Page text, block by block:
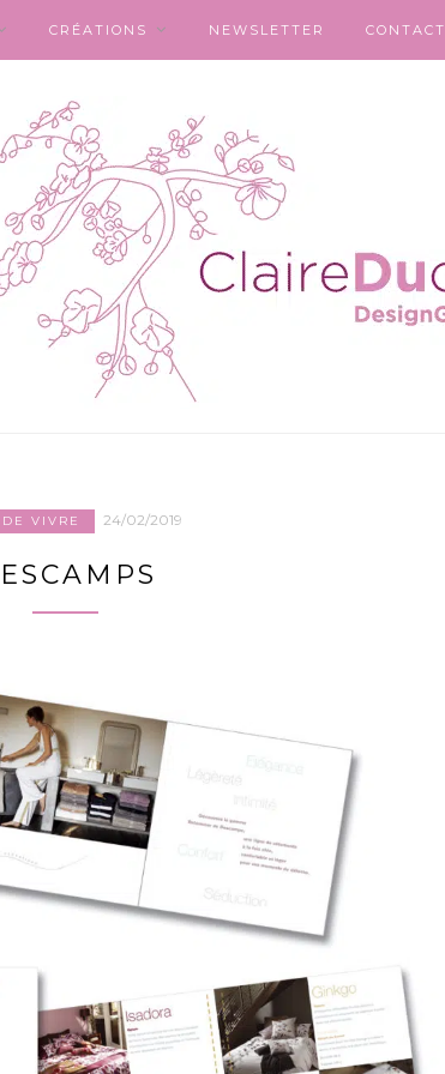
CRÉATIONS NEWSLETTER CONTACT
VIVRE 24/02/2019